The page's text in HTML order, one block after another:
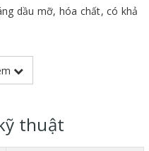
dầu mỡ, hóa chất, có khả
trơn, trượt cực tốt.
thuật